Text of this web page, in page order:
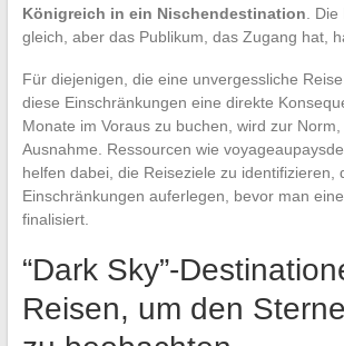
Königreich in ein Nischendestination .
gleich, aber das Publikum, das Zugang hat,
Für diejenigen, die eine unvergessliche
diese Einschränkungen eine direkte
Monate im Voraus zu buchen, wird zur
Ausnahme. Ressourcen wie
helfen dabei, die Reiseziele zu identifizieren,
Einschränkungen auferlegen, bevor man
finalisiert.
“Dark Sky”-
Reisen, um den